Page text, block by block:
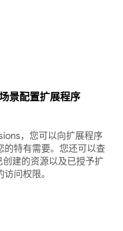
景配置扩展程序
，您可以向扩展程序
的特有需要。您还可以查
创建的资源以及已授予扩
问权限。